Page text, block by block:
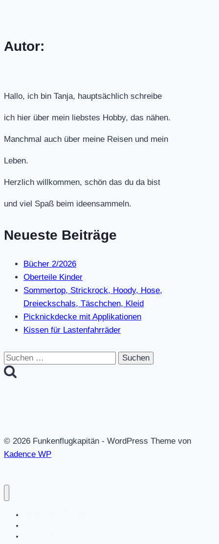
Autor:
Hallo, ich bin Tanja, hauptsächlich schreibe
ich hier über mein liebstes Hobby, das nähen.
Manchmal auch über meine Reisen und mein
Leben.
Herzlich willkommen, schön das du da bist
und viel Spaß beim ideensammeln.
Neueste Beiträge
Bücher 2/2026
Oberteile Kinder
Sommertop, Strickrock, Hoody, Hose,
Dreieckschals, Täschchen, Kleid
Picknickdecke mit Applikationen
Kissen für Lastenfahrräder
Suchen
nach:
© 2026 Funkenflugkapitän - WordPress Theme von
Kadence WP